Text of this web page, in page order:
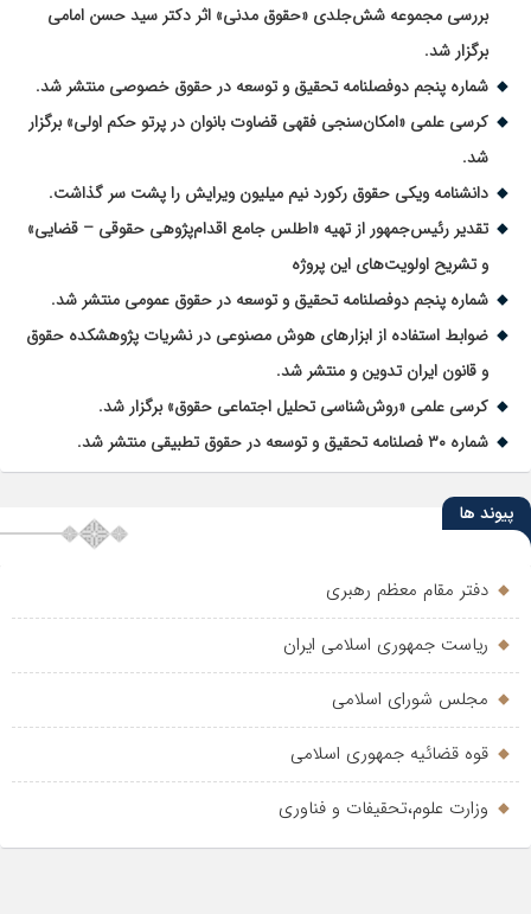
بررسی مجموعه شش‌جلدی «حقوق مدنی» اثر دکتر سید حسن امامی
برگزار شد.
شماره پنجم دوفصلنامه تحقیق و توسعه در حقوق خصوصی منتشر شد.
کرسی علمی «امکان‌سنجی فقهی قضاوت بانوان در پرتو حکم اولی» برگزار
شد.
دانشنامه ویکی حقوق رکورد نیم میلیون ویرایش را پشت سر گذاشت.
تقدیر رئیس‌جمهور از تهیه «اطلس جامع اقدام‌پژوهی حقوقی – قضایی»
و تشریح اولویت‌های این پروژه
شماره پنجم دوفصلنامه تحقیق و توسعه در حقوق عمومی منتشر شد.
ضوابط استفاده از ابزارهای هوش مصنوعی در نشریات پژوهشکده حقوق
و قانون ایران تدوین و منتشر شد.
کرسی علمی «روش‌شناسی تحلیل اجتماعی حقوق» برگزار شد.
شماره ۳۰ فصلنامه تحقیق و توسعه در حقوق تطبیقی منتشر شد.
پیوند ها
دفتر مقام معظم رهبری
ریاست جمهوری اسلامی ایران
مجلس شورای اسلامی
قوه قضائیه جمهوری اسلامی
وزارت علوم،تحقیفات و فناوری